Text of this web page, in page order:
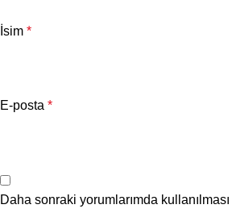
İsim *
E-posta *
Daha sonraki yorumlarımda